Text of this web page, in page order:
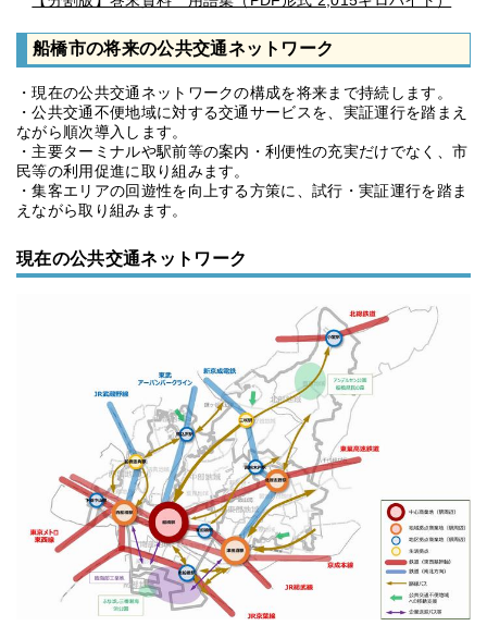
船橋市の将来の公共交通ネットワーク
・現在の公共交通ネットワークの構成を将来まで持続します。
・公共交通不便地域に対する交通サービスを、実証運行を踏まえ
ながら順次導入します。
・主要ターミナルや駅前等の案内・利便性の充実だけでなく、市
民等の利用促進に取り組みます。
・集客エリアの回遊性を向上する方策に、試行・実証運行を踏ま
えながら取り組みます。
現在の公共交通ネットワーク